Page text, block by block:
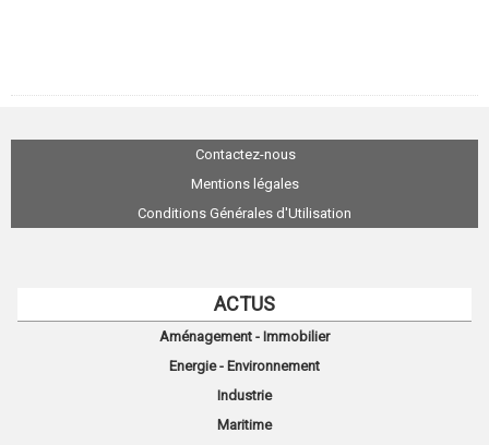
Contactez-nous
Mentions légales
Conditions Générales d'Utilisation
ACTUS
Aménagement - Immobilier
Energie - Environnement
Industrie
Maritime